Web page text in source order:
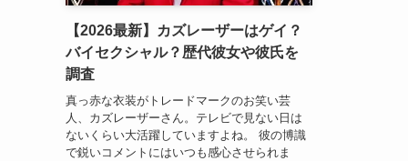
【2026最新】カズレーザーはゲイ？
バイセクシャル？歴代彼女や彼氏を
調査
真っ赤な衣装がトレードマークのお笑い芸
人、カズレーザーさん。テレビで見ない日は
ないくらい大活躍していますよね。 彼の博識
で鋭いコメントにはいつも感心させられま